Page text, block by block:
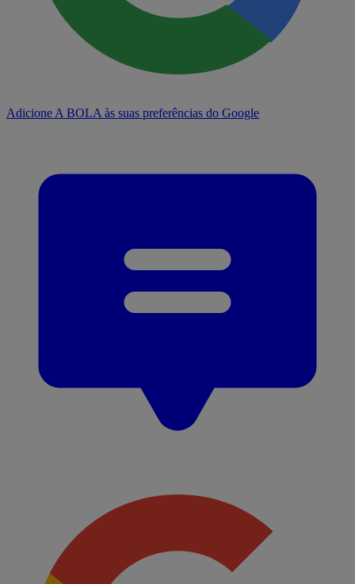
Adicione A BOLA às suas preferências do Google